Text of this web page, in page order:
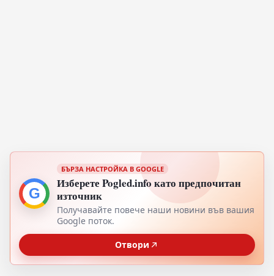
G
БЪРЗА НАСТРОЙКА В GOOGLE
Изберете Pogled.info като предпочитан
източник
Получавайте повече наши новини във вашия
Google поток.
Отвори